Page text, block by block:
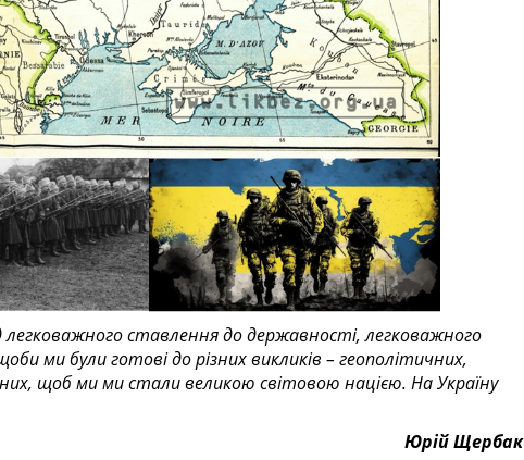
ставленнядо державності, легковажного
ми були готові до різних викликів – геополітичних,
щоб ми ми стали великою світовою нацією. На Україну
Юрій Щербак